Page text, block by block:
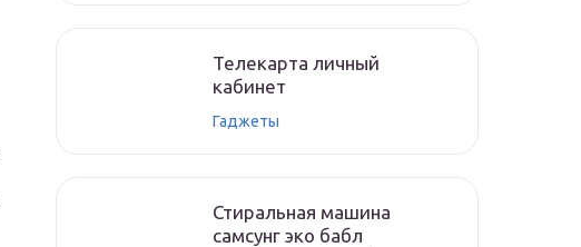
Телекарта личный
кабинет
Гаджеты
Стиральная машина
самсунг эко бабл